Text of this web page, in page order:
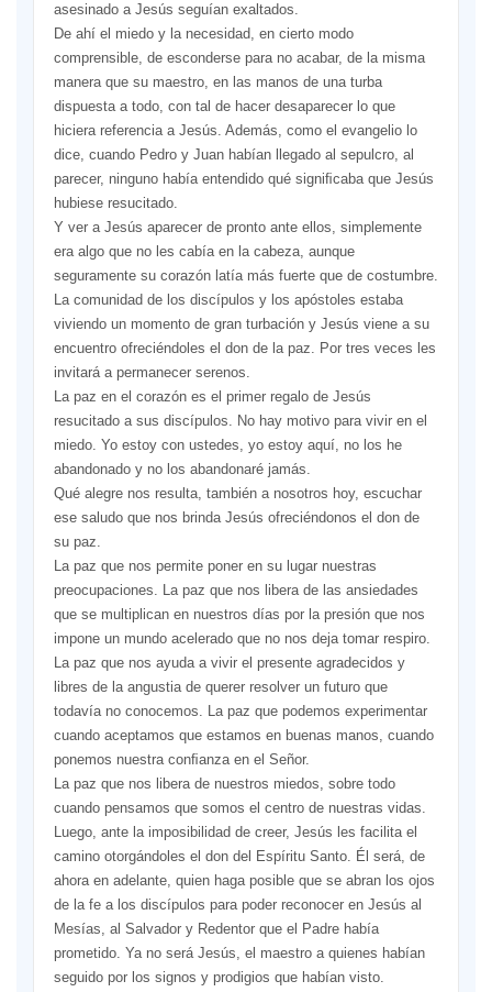
asesinado a Jesús seguían exaltados.
De ahí el miedo y la necesidad, en cierto modo
comprensible, de esconderse para no acabar, de la misma
manera que su maestro, en las manos de una turba
dispuesta a todo, con tal de hacer desaparecer lo que
hiciera referencia a Jesús. Además, como el evangelio lo
dice, cuando Pedro y Juan habían llegado al sepulcro, al
parecer, ninguno había entendido qué signiﬁcaba que Jesús
hubiese resucitado.
Y ver a Jesús aparecer de pronto ante ellos, simplemente
era algo que no les cabía en la cabeza, aunque
seguramente su corazón latía más fuerte que de costumbre.
La comunidad de los discípulos y los apóstoles estaba
viviendo un momento de gran turbación y Jesús viene a su
encuentro ofreciéndoles el don de la paz. Por tres veces les
invitará a permanecer serenos.
La paz en el corazón es el primer regalo de Jesús
resucitado a sus discípulos. No hay motivo para vivir en el
miedo. Yo estoy con ustedes, yo estoy aquí, no los he
abandonado y no los abandonaré jamás.
Qué alegre nos resulta, también a nosotros hoy, escuchar
ese saludo que nos brinda Jesús ofreciéndonos el don de
su paz.
La paz que nos permite poner en su lugar nuestras
preocupaciones. La paz que nos libera de las ansiedades
que se multiplican en nuestros días por la presión que nos
impone un mundo acelerado que no nos deja tomar respiro.
La paz que nos ayuda a vivir el presente agradecidos y
libres de la angustia de querer resolver un futuro que
todavía no conocemos. La paz que podemos experimentar
cuando aceptamos que estamos en buenas manos, cuando
ponemos nuestra conﬁanza en el Señor.
La paz que nos libera de nuestros miedos, sobre todo
cuando pensamos que somos el centro de nuestras vidas.
Luego, ante la imposibilidad de creer, Jesús les facilita el
camino otorgándoles el don del Espíritu Santo. Él será, de
ahora en adelante, quien haga posible que se abran los ojos
de la fe a los discípulos para poder reconocer en Jesús al
Mesías, al Salvador y Redentor que el Padre había
prometido. Ya no será Jesús, el maestro a quienes habían
seguido por los signos y prodigios que habían visto.